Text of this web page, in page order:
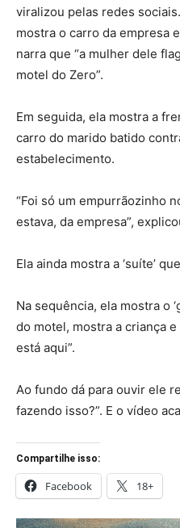
viralizou pelas redes
mostra o carro da empresa
narra que “a mulher dele
motel do Zero”.
Em seguida, ela mostra a
carro do marido batido
estabelecimento.
“Foi só um empurrãozinho
estava, da empresa”,
Ela ainda mostra a ‘suíte’
Na sequência, ela mostra o
do motel, mostra a criança
está aqui”.
Ao fundo dá para ouvir ele
fazendo isso?”. E o vídeo
Compartilhe isso:
Facebook 18+